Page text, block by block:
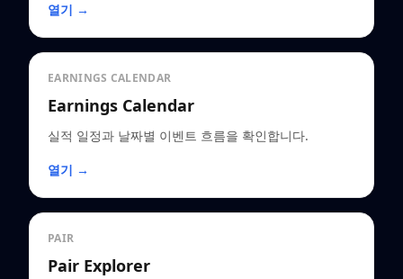
열기 →
EARNINGS CALENDAR
Earnings Calendar
실적 일정과 날짜별 이벤트 흐름을 확인합니다.
열기 →
PAIR
Pair Explorer